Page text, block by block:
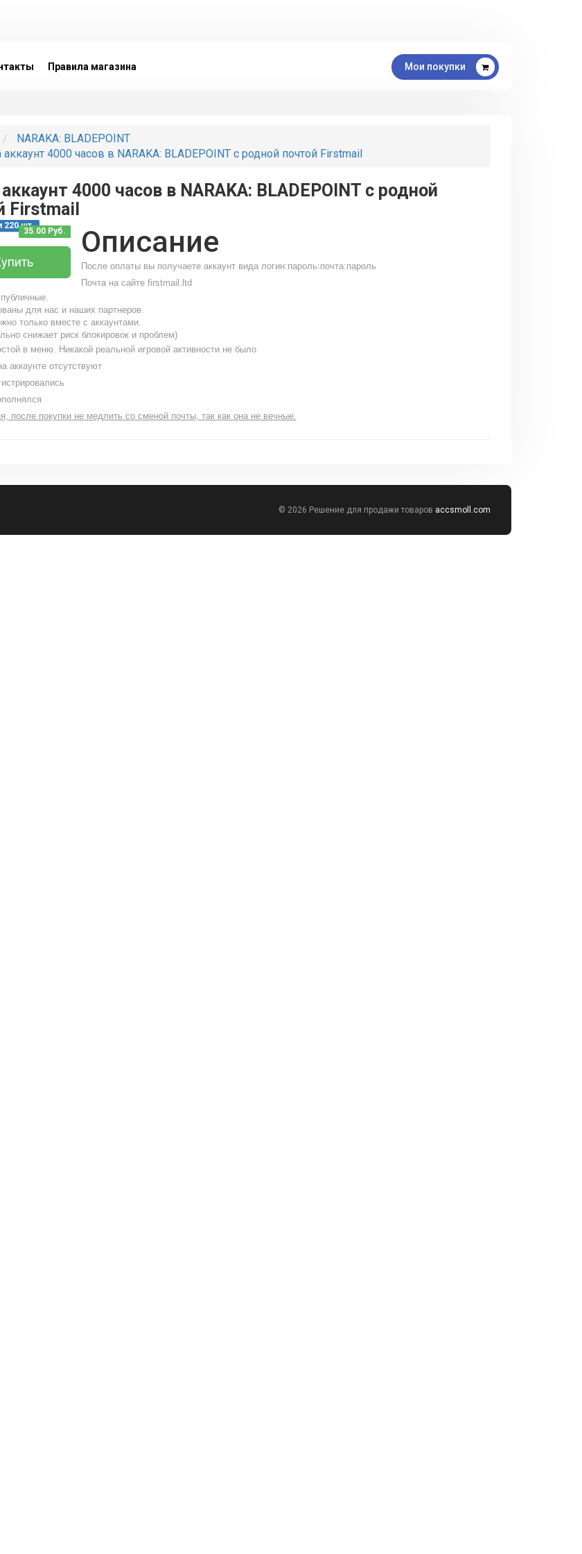
Правила магазина Мои покупки
NARAKA: BLADEPOINT
аккаунт 4000 часов в NARAKA: BLADEPOINT с родной почтой Firstmail
4000 часов в NARAKA: BLADEPOINT с родной
Firstmail
220 шт.
35.00 Руб. Описание
После оплаты вы получаете аккаунт вида логин:пароль:почта:пароль
Почта на сайте firstmail.ltd
для нас и наших партнеров.
только вместе с аккаунтами.
снижает риск блокировок и проблем)
в меню. Никакой реальной игровой активности не было
аккаунте отсутствуют
после покупки не медлить со сменой почты, так как она не вечные.
© 2026 Решение для продажи товаров accsmoll.com